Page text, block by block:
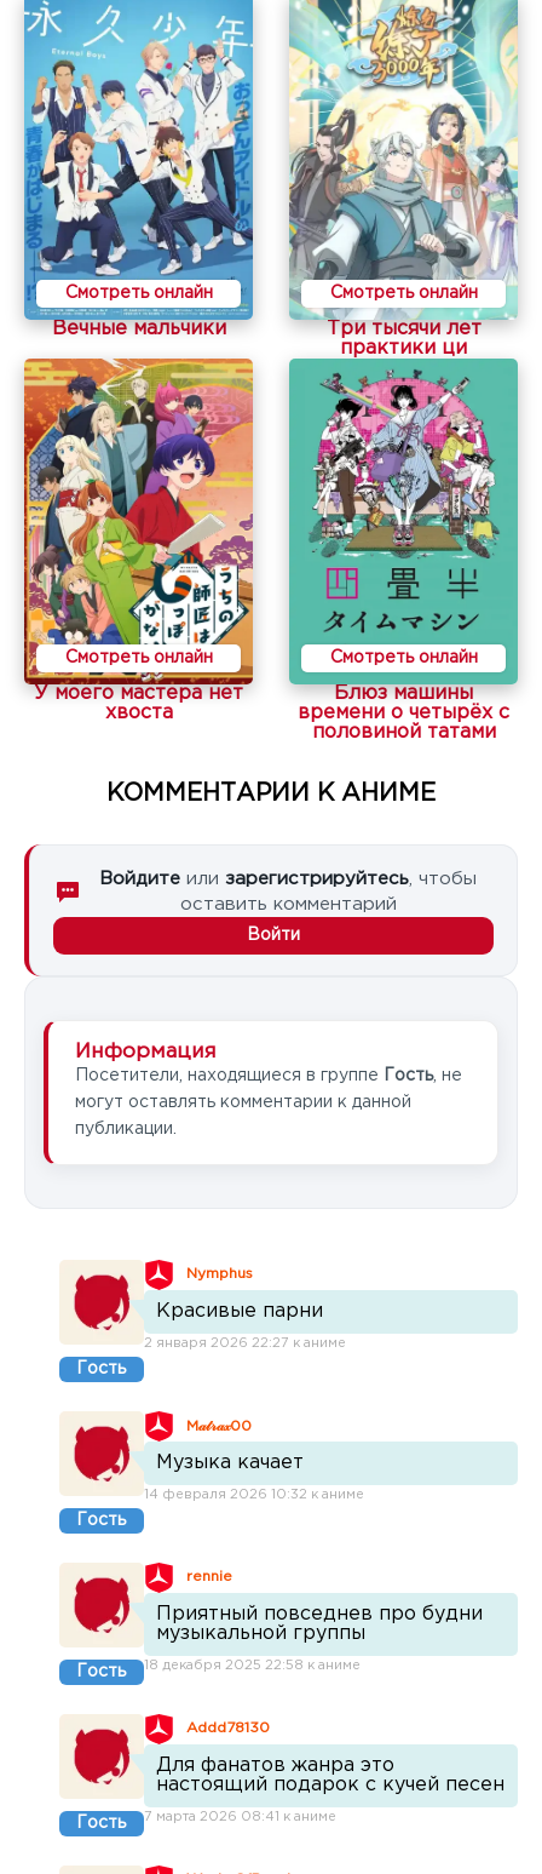
Смотреть онлайн
Вечные мальчики
Смотреть онлайн
Три тысячи лет
практики ци
Смотреть онлайн
У моего мастера нет
хвоста
Смотреть онлайн
Блюз машины
времени о четырёх с
половиной татами
КОММЕНТАРИИ К АНИМЕ
Войдите или зарегистрируйтесь , чтобы
оставить комментарий
Войти
Информация
Посетители, находящиеся в группе Гость, не
могут оставлять комментарии к данной
публикации.
Гость
Nymphus
Красивые парни
2 января 2026 22:27 к аниме
Гость
M𝒶𝓉𝓇𝒶𝓍00
Музыка качает
14 февраля 2026 10:32 к аниме
Гость
rennie
Приятный повседнев про будни
музыкальной группы
18 декабря 2025 22:58 к аниме
Гость
Addd78130
Для фанатов жанра это
настоящий подарок с кучей песен
7 марта 2026 08:41 к аниме